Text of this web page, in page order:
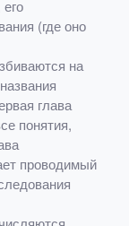
(где оно
на
глава
понятия,
проводимый